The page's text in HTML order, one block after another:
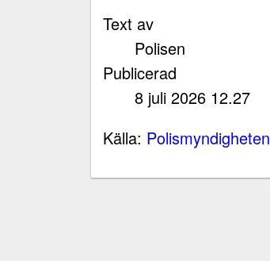
Text av
Polisen
Publicerad
8 juli 2026 12.27
Källa: Polismyndigheten